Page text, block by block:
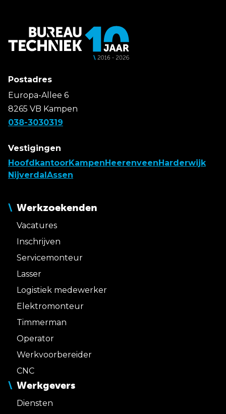
Postadres
Europa-Allee 6
8265 VB Kampen
038-3030319
Vestigingen
HoofdkantoorKampen Heerenveen Harderwijk
Nijverdal Assen
Werkzoekenden
Vacatures
Inschrijven
Servicemonteur
Lasser
Logistiek medewerker
Elektromonteur
Timmerman
Operator
Werkvoorbereider
CNC
Werkgevers
Diensten